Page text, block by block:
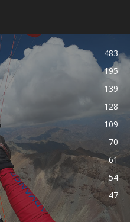
483
195
139
128
109
70
61
54
47